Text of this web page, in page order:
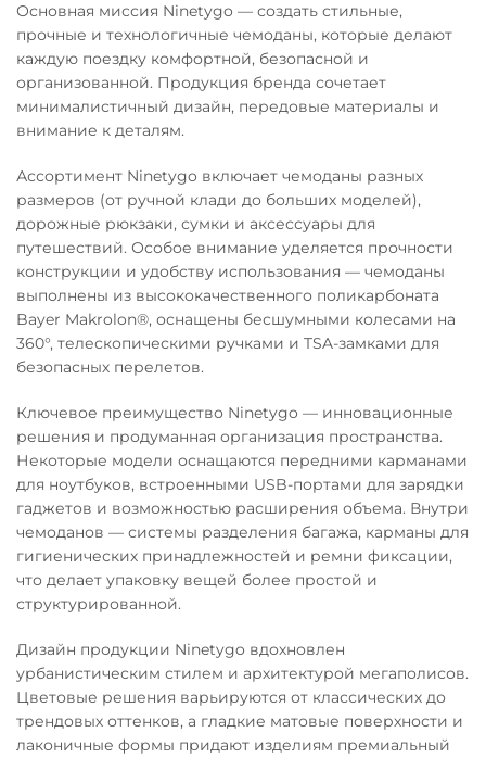
Основная миссия Ninetygo — создать стильные,
прочные и технологичные чемоданы, которые делают
каждую поездку комфортной, безопасной и
организованной. Продукция бренда сочетает
минималистичный дизайн, передовые материалы и
внимание к деталям.
Ассортимент Ninetygo включает чемоданы разных
размеров (от ручной клади до больших моделей),
дорожные рюкзаки, сумки и аксессуары для
путешествий. Особое внимание уделяется прочности
конструкции и удобству использования — чемоданы
выполнены из высококачественного поликарбоната
Bayer Makrolon®, оснащены бесшумными колесами на
360°, телескопическими ручками и TSA-замками для
безопасных перелетов.
Ключевое преимущество Ninetygo — инновационные
решения и продуманная организация пространства.
Некоторые модели оснащаются передними карманами
для ноутбуков, встроенными USB-портами для зарядки
гаджетов и возможностью расширения объема. Внутри
чемоданов — системы разделения багажа, карманы для
гигиенических принадлежностей и ремни фиксации,
что делает упаковку вещей более простой и
структурированной.
Дизайн продукции Ninetygo вдохновлен
урбанистическим стилем и архитектурой мегаполисов.
Цветовые решения варьируются от классических до
трендовых оттенков, а гладкие матовые поверхности и
лаконичные формы придают изделиям премиальный